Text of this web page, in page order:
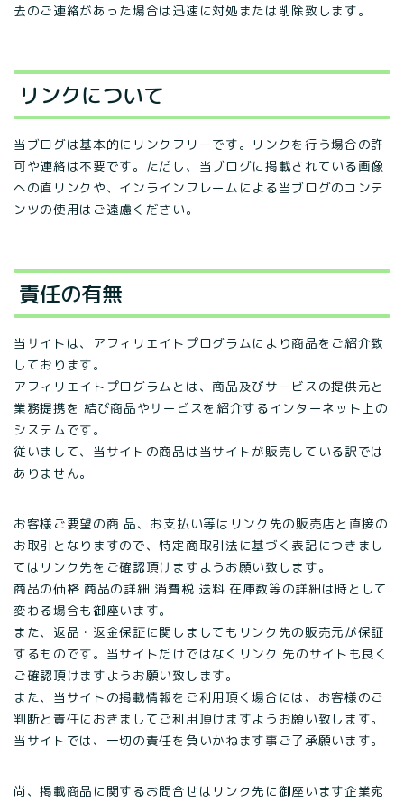
去のご連絡があった場合は迅速に対処または削除致します。
リンクについて
当ブログは基本的にリンクフリーです。リンクを行う場合の許
可や連絡は不要です。ただし、当ブログに掲載されている画像
への直リンクや、インラインフレームによる当ブログのコンテ
ンツの使用はご遠慮ください。
責任の有無
当サイトは、アフィリエイトプログラムにより商品をご紹介致
しております。
アフィリエイトプログラムとは、商品及びサービスの提供元と
業務提携を 結び商品やサービスを紹介するインターネット上の
システムです。
従いまして、当サイトの商品は当サイトが販売している訳では
ありません。
お客様ご要望の商 品、お支払い等はリンク先の販売店と直接の
お取引となりますので、特定商取引法に基づく表記につきまし
てはリンク先をご確認頂けますようお願い致します。
商品の価格 商品の詳細 消費税 送料 在庫数等の詳細は時として
変わる場合も御座います。
また、返品・返金保証に関しましてもリンク先の販売元が保証
するものです。当サイトだけではなくリンク 先のサイトも良く
ご確認頂けますようお願い致します。
また、当サイトの掲載情報をご利用頂く場合には、お客様のご
判断と責任におきましてご利用頂けますようお願い致します。
当サイトでは、一切の責任を負いかねます事ご了承願います。
尚、掲載商品に関するお問合せはリンク先に御座います企業宛